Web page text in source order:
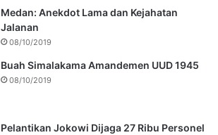
Medan: Anekdot Lama dan Kejahatan
Jalanan
08/10/2019
Buah Simalakama Amandemen UUD 1945
08/10/2019
Pelantikan Jokowi Dijaga 27 Ribu Personel